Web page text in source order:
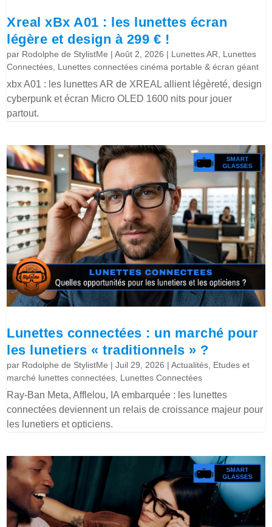
Xreal xBx A01 : les lunettes écran
légère et design à 299 € !
par Rodolphe de StylistMe |Août 2, 2026 | Lunettes AR
Lunettes
Connectées Lunettes connectées cinéma portable & écran géant
xbx A01 : les lunettes AR de XREAL allient légèreté, design
cyberpunk et écran Micro OLED 1600 nits pour jouer
partout.
Lunettes connectées : un marché pour
les lunetiers « traditionnels » ?
par Rodolphe de StylistMe |Juil 29, 2026 |Actualités Etudes et
marché lunettes connectées Lunettes Connectées
Ray-Ban Meta, Afflelou, IA embarquée : les lunettes
connectées deviennent un relais de croissance majeur pour
les lunetiers et opticiens.